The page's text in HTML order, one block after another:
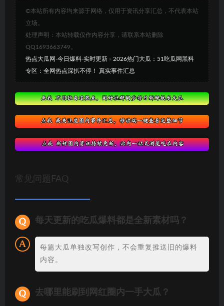
©本站所有内容均来源于网络，仅用于资讯分享汇总，不代表本站
立场。
处理声明：本站转载仅作内容分享，请联系本站删除
QQ1693663749。
热点大瓜网-今日爆料-实时更新 » 2026热门大瓜：51吃瓜网黑料
专区：全网热点深扒不停！ 真实事件汇总
常见问题FAQ
每天更新的吃瓜爆料都是全新素材吗？
每篇大瓜单独改写创作，不会重复推送旧的爆料
内容。
去哪里能刷到网红圈内一手大瓜？